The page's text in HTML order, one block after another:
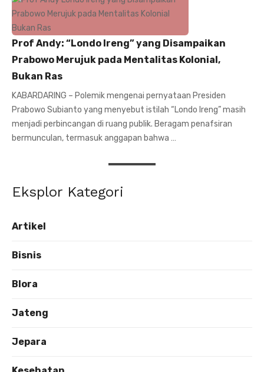
Prof Andy: “Londo Ireng” yang Disampaikan
Prabowo Merujuk pada Mentalitas Kolonial,
Bukan Ras
KABARDARING – Polemik mengenai pernyataan Presiden
Prabowo Subianto yang menyebut istilah “Londo Ireng” masih
menjadi perbincangan di ruang publik. Beragam penafsiran
bermunculan, termasuk anggapan bahwa …
Eksplor Kategori
Artikel
Bisnis
Blora
Jateng
Jepara